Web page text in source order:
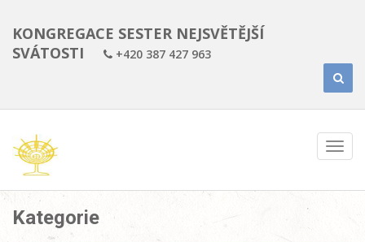
KONGREGACE SESTER NEJSVĚTĚJŠÍ
SVÁTOSTI
+420 387 427 963
Kategorie